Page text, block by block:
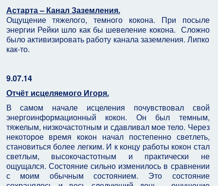
Астарта – Канал Заземления.
Ощущение тяжелого, темного кокона. При посыле
энергии Рейки шло как бы шевеление кокона. Сложно
было активизировать работу канала заземления. Липко
как-то.
9.07.14
Отчёт исцеляемого Игоря.
В самом начале исцеления почувствовал свой
энергоинформационный кокон. Он был темным,
тяжелым, низкочастотным и сдавливал мое тело. Через
некоторое время кокон начал постепенно светлеть,
становиться более легким. И к концу работы кокон стал
светлым, высокочастотным и практически не
ощущался. Состояние сильно изменилось в сравнении
с моим обычным состоянием. Это состояние